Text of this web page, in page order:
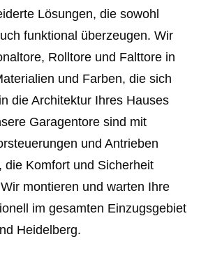
Lösungen, die sowohl
funktional überzeugen. Wir
Rolltore und Falttore in
und Farben, die sich
die Architektur Ihres Hauses
Garagentore sind mit
und Antrieben
die Komfort und Sicherheit
montieren und warten Ihre
im gesamten Einzugsgebiet
Heidelberg.